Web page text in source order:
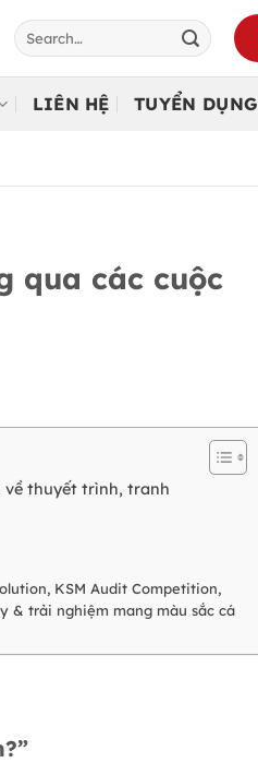
LIÊN HỆ TUYỂN DỤNG
qua các cuộc
về thuyết trình, tranh
KSM Audit Competition,
& trải nghiệm mang màu sắc cá